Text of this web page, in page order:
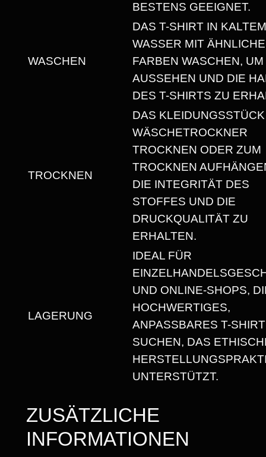
C
BESTENS GEEIGNET.
WASCHEN
DAS T-SHIRT IN KALTEM
WASSER MIT
FARBEN WASCHEN,
AUSSEHEN UND DIE
DES T-SHIRTS ZU
TROCKNEN
DAS
WÄSCHETROCKNER
TROCKNEN ODER ZUM
TROCKNEN
DIE INTEGRITÄT DES
STOFFES UND DIE
DRUCKQUALITÄT ZU
ERHALTEN.
LAGERUNG
IDEAL FÜR
UND ONLINE-SHOPS,
HOCHWERTIGES,
ANPASSBARES T-SHIRT
SUCHEN, DAS
UNTERSTÜTZT.
ZUSÄTZLICHE
INFORMATIONEN